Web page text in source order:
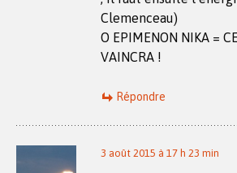
Clemenceau)
O EPIMENON NIKA =
VAINCRA !
Répondre
3 août 2015 à 17 h 23 min